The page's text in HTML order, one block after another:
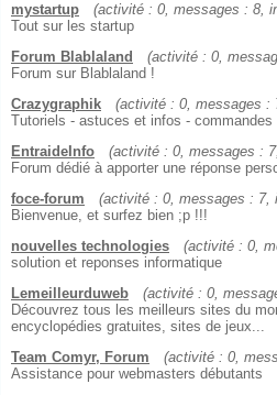
mystartup
(activité : 0, messages : 8,
Tout sur les startup
Forum Blablaland
(activité : 0,
Forum sur Blablaland !
Crazygraphik
(activité : 0, messages :
Tutoriels - astuces et infos - commandes
EntraideInfo
(activité : 0, messages :
Forum dédié à apporter une réponse
foce-forum
(activité : 0, messages : 7,
Bienvenue, et surfez bien ;p !!!
nouvelles technologies
(activité : 0,
solution et reponses informatique
Lemeilleurduweb
(activité : 0,
Découvrez tous les meilleurs sites du
encyclopédies gratuites, sites de jeux...
Team Comyr, Forum
(activité : 0,
Assistance pour webmasters débutants